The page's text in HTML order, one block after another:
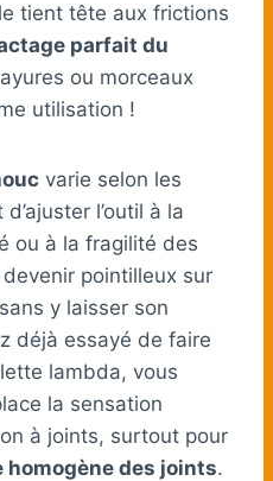
tient tête aux frictions
parfait du
ou morceaux
utilisation !
varie selon les
l’outil à la
ou à la fragilité des
pointilleux sur
sans y laisser son
déjà essayé de faire
lambda, vous
la sensation
à joints, surtout pour
homogène des joints.